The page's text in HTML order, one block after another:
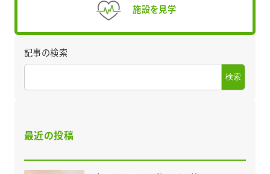
施設を見学
記事の検索
検索
最近の投稿